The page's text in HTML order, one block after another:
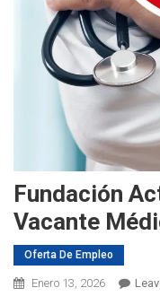
Fundación
Vacante
Oferta De Empleo
Enero 13, 2026